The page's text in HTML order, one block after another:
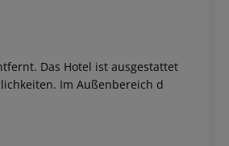
Das Hotel ist ausgestattet
Im Außenbereich d